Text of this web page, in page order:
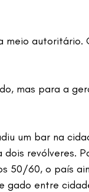
meio
mas para a
um bar na
revólveres.
50/60, o país
gado entre